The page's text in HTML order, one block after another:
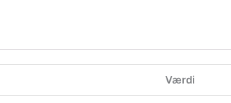
Værdi